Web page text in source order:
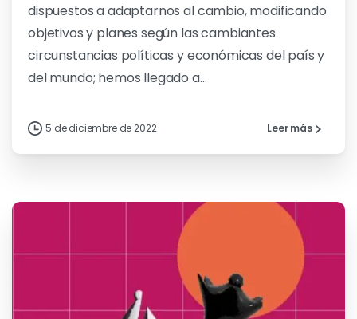
dispuestos a adaptarnos al cambio, modificando
objetivos y planes según las cambiantes
circunstancias políticas y económicas del país y
del mundo; hemos llegado a...
5 de diciembre de 2022 Leer más